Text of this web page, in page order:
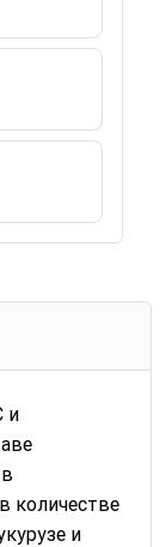
и
количестве
и